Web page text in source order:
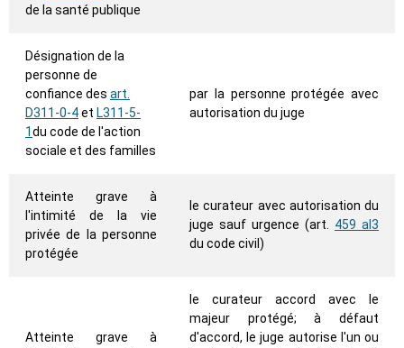
de la santé publique
Désignation de la
personne de
confiance des art.
D311-0-4et L311-5-
1du code de l'action
sociale et des familles
par la personne protégée avec
autorisation du juge
Atteinte grave à
l'intimité de la vie
privée de la personne
protégée
le curateur avec autorisation du
juge sauf urgence (art. 459 al3
du code civil)
Atteinte grave à
le curateur accord avec le
majeur protégé; à défaut
d'accord, le juge autorise l'un ou